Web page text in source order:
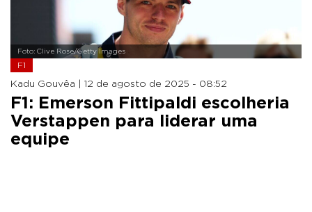
Foto: Clive Rose/Getty Images
F1
Kadu Gouvêa | 12 de agosto de 2025 - 08:52
F1: Emerson Fittipaldi escolheria
Verstappen para liderar uma
equipe